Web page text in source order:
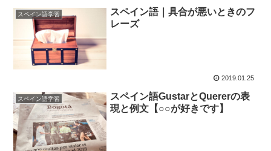
スペイン語学習
スペイン語｜具合が悪いときのフ
レーズ
2019.01.25
スペイン語学習
スペイン語GustarとQuererの表
現と例文【○○が好きです】